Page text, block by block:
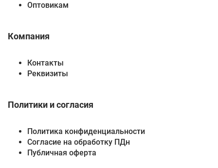
Оптовикам
Компания
Контакты
Реквизиты
Политики и согласия
Политика конфиденциальности
Согласие на обработку ПДн
Публичная оферта